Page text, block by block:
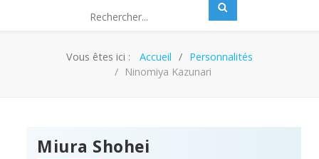
Vous êtes ici : Accueil
Personnalités
Ninomiya Kazunari
Miura Shohei